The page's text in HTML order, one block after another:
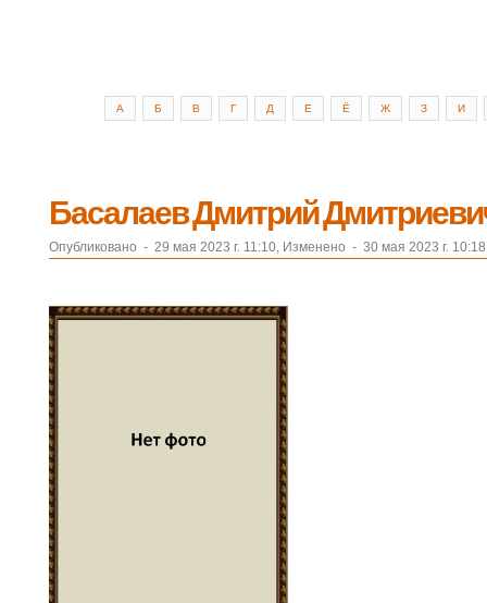
А Б В Г Д Е Ё Ж З И
Басалаев Дмитрий
Опубликовано - 29 мая 2023 г. 11:10, Изменено - 30 мая 2023 г.